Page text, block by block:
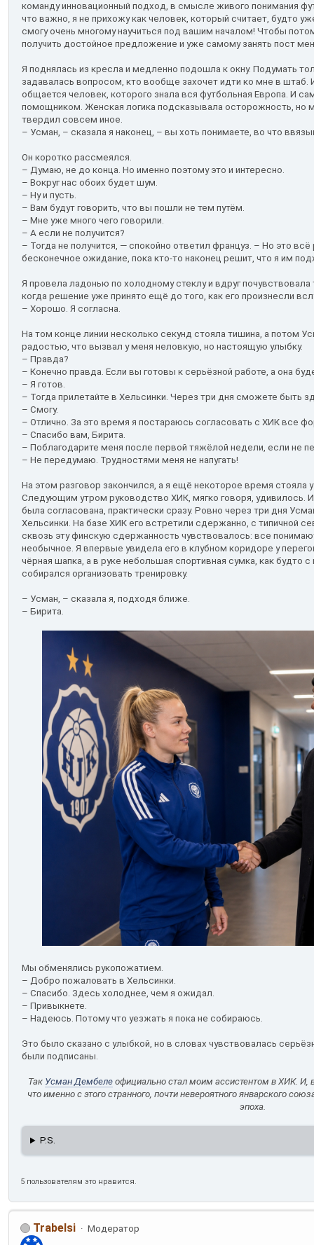
команду инновационный подход, в смысле живого понимания
что важно, я не прихожу как человек, который считает, будто
смогу очень многому научиться под вашим началом! Чтобы
получить достойное предложение и уже самому занять пост
Я поднялась из кресла и медленно подошла к окну. Подумать
задавалась вопросом, кто вообще захочет идти ко мне в штаб.
общается человек, которого знала вся футбольная Европа. И
помощником. Женская логика подсказывала осторожность, но
твердил совсем иное.
– Усман, – сказала я наконец, – вы хоть понимаете, во что
Он коротко рассмеялся.
– Думаю, не до конца. Но именно поэтому это и интересно.
– Вокруг нас обоих будет шум.
– Ну и пусть.
– Вам будут говорить, что вы пошли не тем путём.
– Мне уже много чего говорили.
– А если не получится?
– Тогда не получится, — спокойно ответил француз. – Но это
бесконечное ожидание, пока кто-то наконец решит, что я им
Я провела ладонью по холодному стеклу и вдруг
когда решение уже принято ещё до того, как его произнесли
– Хорошо. Я согласна.
На том конце линии несколько секунд стояла тишина, а потом
радостью, что вызвал у меня неловкую, но настоящую улыбку.
– Правда?
– Конечно правда. Если вы готовы к серьёзной работе, а она
– Я готов.
– Тогда прилетайте в Хельсинки. Через три дня сможете быть
– Смогу.
– Отлично. За это время я постараюсь согласовать с ХИК все
– Спасибо вам, Бирита.
– Поблагодарите меня после первой тяжёлой недели, если не
– Не передумаю. Трудностями меня не напугать!
На этом разговор закончился, а я ещё некоторое время стояла у
Следующим утром руководство ХИК, мягко говоря, удивилось.
была согласована, практически сразу. Ровно через три дня
Хельсинки. На базе ХИК его встретили сдержанно, с типичной
сквозь эту финскую сдержанность чувствовалось: все
необычное. Я впервые увидела его в клубном коридоре у
чёрная шапка, а в руке небольшая спортивная сумка, как будто
собирался организовать тренировку.
– Усман, – сказала я, подходя ближе.
– Бирита.
Мы обменялись рукопожатием.
– Добро пожаловать в Хельсинки.
– Спасибо. Здесь холоднее, чем я ожидал.
– Привыкнете.
– Надеюсь. Потому что уезжать я пока не собираюсь.
Это было сказано с улыбкой, но в словах чувствовалась
были подписаны.
Так Усман Дембеле официально стал моим ассистентом в ХИК.
что именно с этого странного, почти невероятного январского
эпоха.
P.S.
5 пользователям это нравится.
Trabelsi Модератор